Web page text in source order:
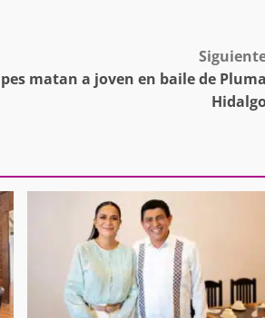
matan a joven en baile de Pluma
20 julio 2026